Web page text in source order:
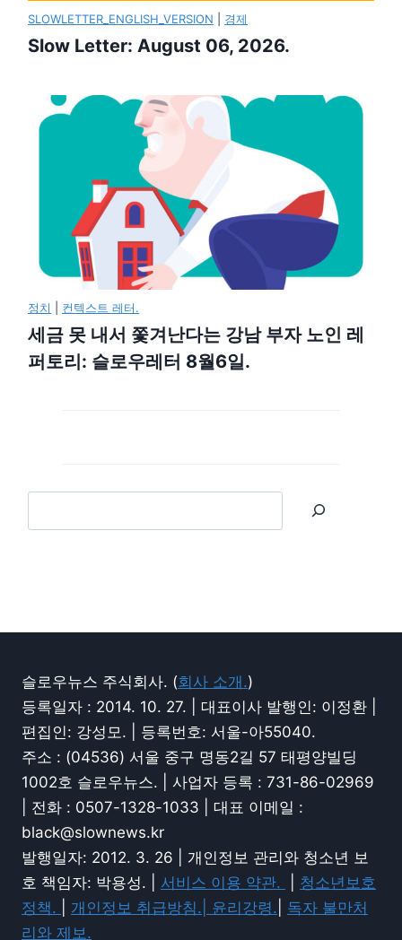
SLOWLETTER_ENGLISH_VERSION 경제
Slow Letter: August 06, 2026.
정치 컨텍스트 레터.
세금 못 내서 쫓겨난다는 강남 부자 노인 레
퍼토리: 슬로우레터 8월6일.
슬로우뉴스 주식회사. (회사 소개.)
등록일자 : 2014. 10. 27. | 대표이사 발행인: 이정환 |
편집인: 강성모. | 등록번호: 서울-아55040.
주소 : (04536) 서울 중구 명동2길 57 태평양빌딩
1002호 슬로우뉴스. | 사업자 등록 : 731-86-02969
| 전화 : 0507-1328-1033 | 대표 이메일 :
black@slownews.kr
발행일자: 2012. 3. 26 | 개인정보 관리와 청소년 보
호 책임자: 박용성. | 서비스 이용 약관.
청소년보호
정책.
개인정보 취급방침.| 윤리강령.
독자 불만처
리와 제보.